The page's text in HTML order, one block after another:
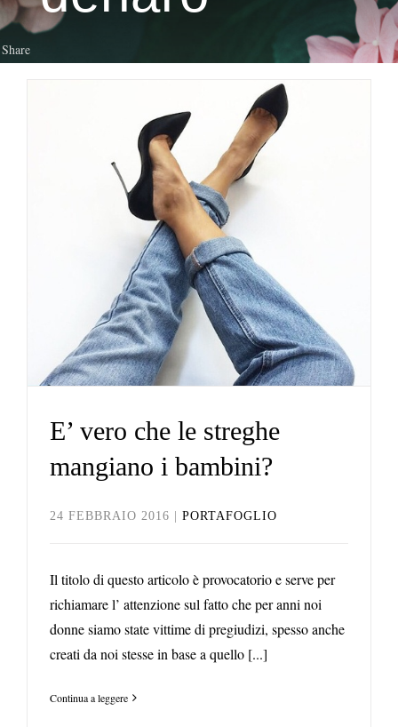
E’ vero che le streghe
mangiano i bambini?
Portafoglio
E’ vero che le streghe
mangiano i bambini?
24 FEBBRAIO 2016 PORTAFOGLIO
Il titolo di questo articolo è provocatorio e serve per
richiamare l’ attenzione sul fatto che per anni noi
donne siamo state vittime di pregiudizi, spesso anche
creati da noi stesse in base a quello [...]
Continua a leggere
Share